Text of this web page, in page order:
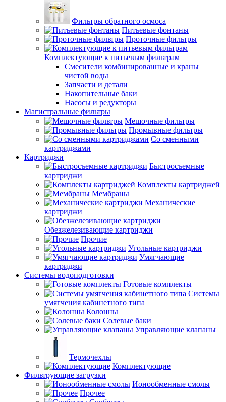
Фильтры обратного осмоса
Питьевые фонтаны
Проточные фильтры
Комплектующие к питьевым фильтрам
Смесители комбинированные и краны
чистой воды
Запчасти и детали
Накопительные баки
Насосы и редукторы
Магистральные фильтры
Мешочные фильтры
Промывные фильтры
Со сменными
картриджами
Картриджи
Быстросъемные
картриджи
Комплекты картриджей
Мембраны
Механические
картриджи
Обезжелезивающие картриджи
Прочие
Угольные картриджи
Умягчающие
картриджи
Системы водоподготовки
Готовые комплекты
Системы
умягчения кабинетного типа
Колонны
Солевые баки
Управляющие клапаны
Термочехлы
Комплектующие
Фильтрующие загрузки
Ионообменные смолы
Прочее